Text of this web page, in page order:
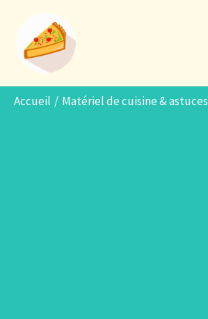
contenu
Accueil Matériel de cuisine & astuces